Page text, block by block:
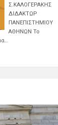
Σ.ΚΑΛΟΓΕΡΑΚΗΣ
ΔΙΔΑΚΤΩΡ
ΠΑΝΕΠΙΣΤΗΜΙΟΥ
ΑΘΗΝΩΝ Το